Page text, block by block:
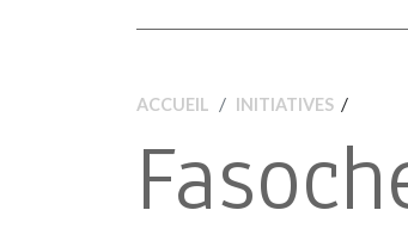
ACCUEIL INITIATIVES /